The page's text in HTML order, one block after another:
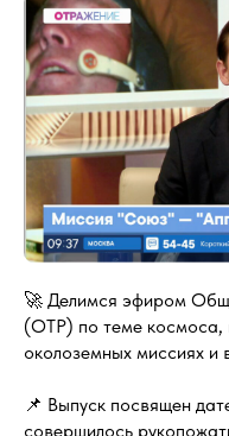
🚀 Делимся эфиром
(ОТР) по теме космоса,
околоземных миссиях и
📌 Выпуск посвящен
совершилось